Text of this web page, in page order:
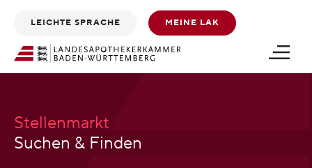
scrollen
scrollen
LEICHTE SPRACHE MEINE LAK
Stellenmarkt
Suchen & Finden